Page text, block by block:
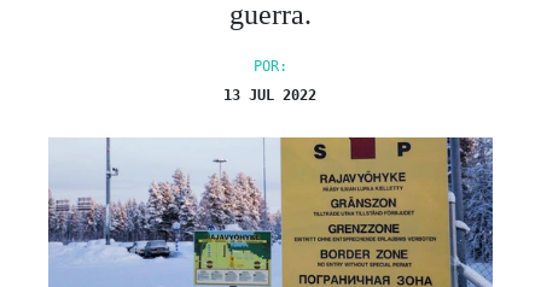
guerra.
POR:
13 JUL 2022